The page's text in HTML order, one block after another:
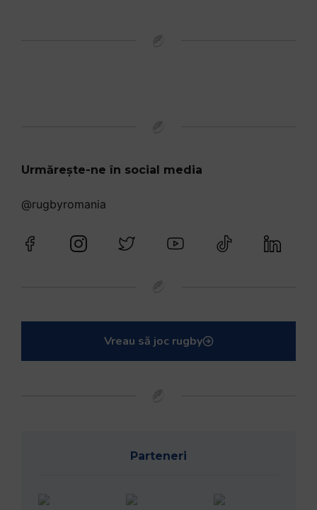
Urmărește-ne în social media
@rugbyromania
Vreau să joc rugby
Parteneri